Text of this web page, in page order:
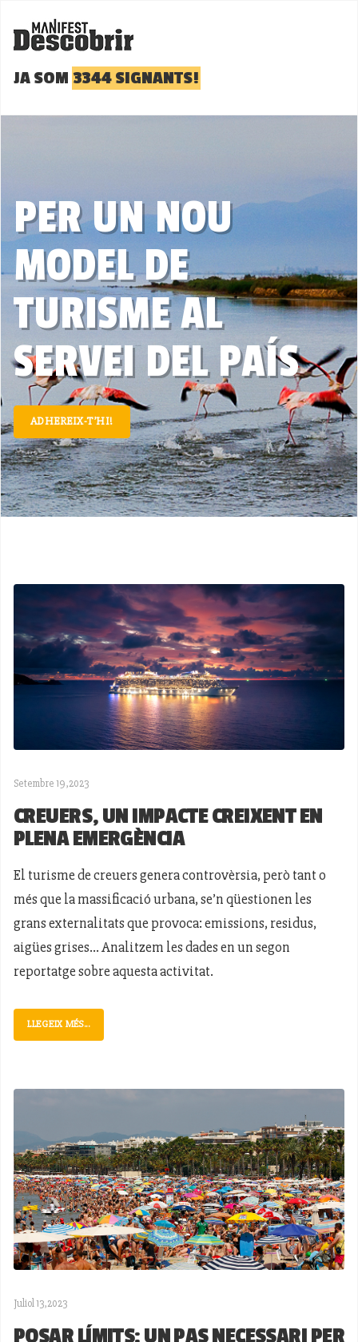
JA SOM 3344 SIGNANTS!
PER UN NOU
MODEL DE
TURISME AL
SERVEI DEL PAÍS
ADHEREIX-T’HI!
Setembre 19,2023
CREUERS, UN IMPACTE CREIXENT EN
PLENA EMERGÈNCIA
El turisme de creuers genera controvèrsia, però tant o
més que la massificació urbana, se’n qüestionen les
grans externalitats que provoca: emissions, residus,
aigües grises... Analitzem les dades en un segon
reportatge sobre aquesta activitat.
LLEGEIX MÉS...
Juliol 13,2023
POSAR LÍMITS: UN PAS NECESSARI PER